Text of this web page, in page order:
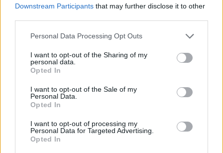
Downstream Participants that may further disclose it to other
Personal Data Processing Opt Outs
I want to opt-out of the Sharing of my
personal data.
Opted In
I want to opt-out of the Sale of my
Personal Data.
Opted In
I want to opt-out of processing my
Personal Data for Targeted Advertising.
Opted In
Φροντιστηρίου Μυτιλήνης
προσπάθειά τους – Ο Ματίν, παιδί
πρόσφυγας, πέρασε στη
Νοσηλευτική του Αριστοτελείου
Κοινοτικό Γραφείο
Παλαιοχωρίου
Ο Δήμος Μυτιλήνης προχώρησε
οποίο έχει ήδη τεθεί σε λειτουργία
για την εξυπηρέτηση των κατοίκων